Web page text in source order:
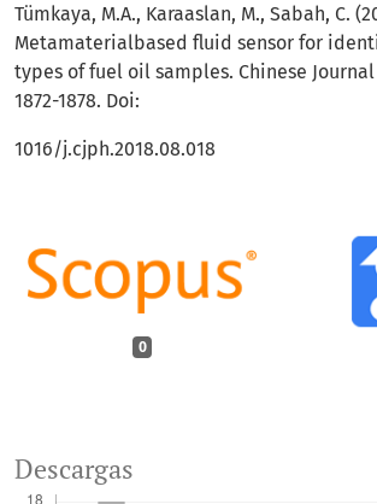
0
Descargas
Tümkaya, M.A., Karaaslan, M., Sabah, C.
Metamaterialbased fluid sensor for
types of fuel oil samples. Chinese Journal
1872-1878. Doi:
1016/j.cjph.2018.08.018